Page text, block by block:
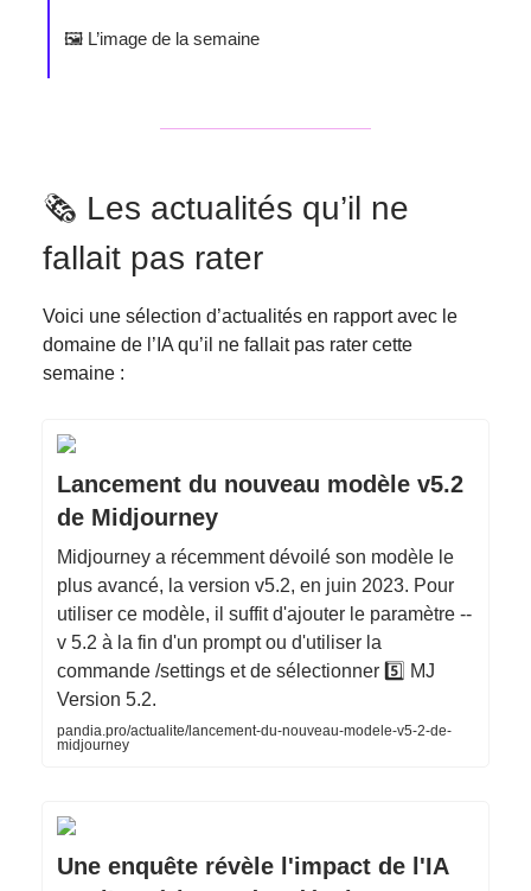
🖼️ L’image de la semaine
🗞️ Les actualités qu’il ne
fallait pas rater
Voici une sélection d’actualités en rapport avec le
domaine de l’IA qu’il ne fallait pas rater cette
semaine :
Lancement du nouveau modèle v5.2
de Midjourney
Midjourney a récemment dévoilé son modèle le
plus avancé, la version v5.2, en juin 2023. Pour
utiliser ce modèle, il suffit d'ajouter le paramètre --
v 5.2 à la fin d'un prompt ou d'utiliser la
commande /settings et de sélectionner 5️⃣ MJ
Version 5.2.
pandia.pro/actualite/lancement-du-nouveau-modele-v5-2-de-
midjourney
Une enquête révèle l'impact de l'IA